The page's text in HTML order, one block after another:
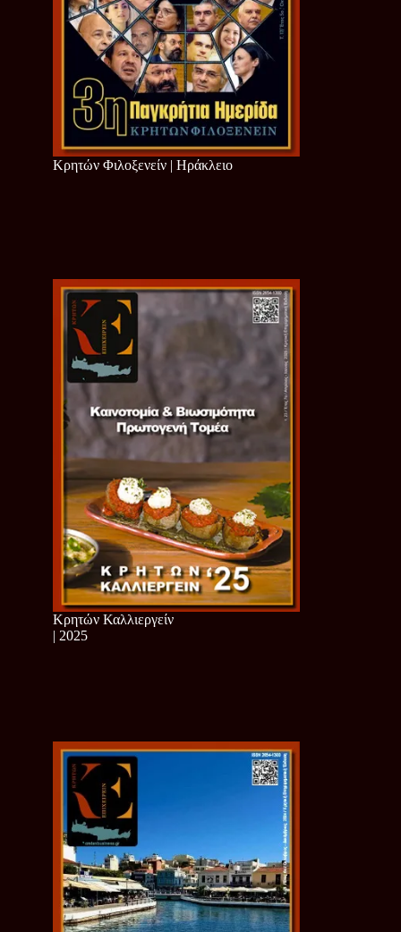
Κρητών Φιλοξενείν | Ηράκλειο
Κρητών Καλλιεργείν
| 2025